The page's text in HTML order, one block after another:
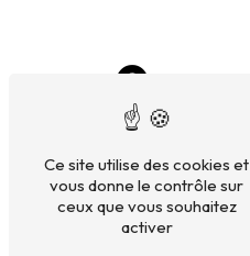
Saint-Chamas
Ce site utilise des cookies et
vous donne le contrôle sur
ceux que vous souhaitez
activer